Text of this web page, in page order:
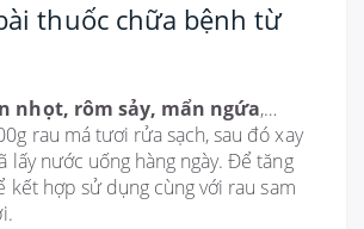
thuốc chữa bệnh từ
nhọt, rôm sảy, mẩn ngứa,…
rau má tươi rửa sạch, sau đó xay
lấy nước uống hàng ngày. Để tăng
kết hợp sử dụng cùng với rau sam